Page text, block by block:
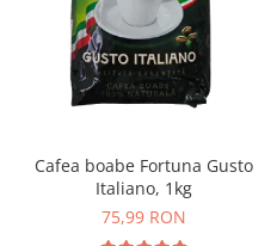
Cafea boabe Fortuna Gusto
Italiano, 1kg
75,99 RON